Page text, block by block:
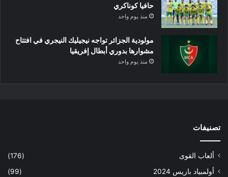
حافيا كوناكري
منذ يوم واحد
مولودية الجزائر تواجه نيجيليك النيجري في افتتاح
مشوارها بدوري أبطال إفريقيا
منذ يوم واحد
تصنيفات
ألعاب القوى
(176)
أولمبياد باريس 2024
(99)